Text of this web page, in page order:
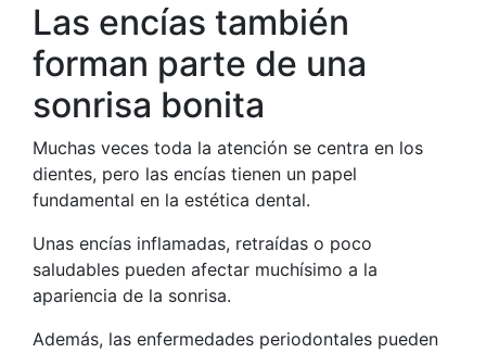
Las encías también
forman parte de una
sonrisa bonita
Muchas veces toda la atención se centra en los
dientes, pero las encías tienen un papel
fundamental en la estética dental.
Unas encías inflamadas, retraídas o poco
saludables pueden afectar muchísimo a la
apariencia de la sonrisa.
Además, las enfermedades periodontales pueden